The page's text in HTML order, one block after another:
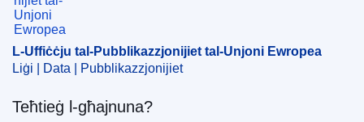
L-Uffiċċju tal-Pubblikazzjonijiet tal-Unjoni Ewropea
Liġi | Data | Pubblikazzjonijiet
Teħtieġ l-għajnuna?